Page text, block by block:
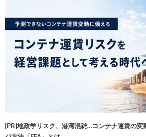
[PR]地政学リスク、港湾混雑…コンテナ運賃の変